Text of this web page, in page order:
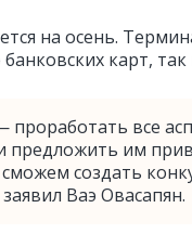
на осень.
карт, так
все
предложить им
создать
Ваэ Овасапян.